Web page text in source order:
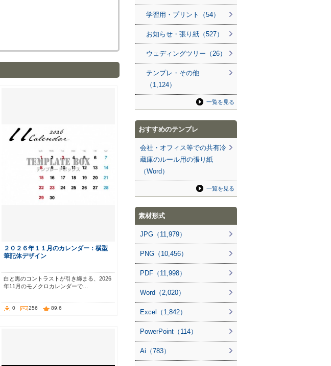
２０２６年１１月のカレンダー：横型
筆記体デザイン
白と黒のコントラストが引き締まる、2026
年11月のモノクロカレンダーで…
0 256 89.6
学習用・プリント（54）
お知らせ・張り紙（527）
ウェディングツリー（26）
テンプレ・その他
（1,124）
一覧を見る
おすすめのテンプレ
会社・オフィス等での共有冷
蔵庫のルール用の張り紙
（Word）
一覧を見る
素材形式
JPG（11,979）
PNG（10,456）
PDF（11,998）
Word（2,020）
Excel（1,842）
PowerPoint（114）
Ai（783）